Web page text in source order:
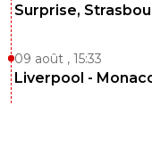
Surprise,
09 août , 15:33
Liverpool -